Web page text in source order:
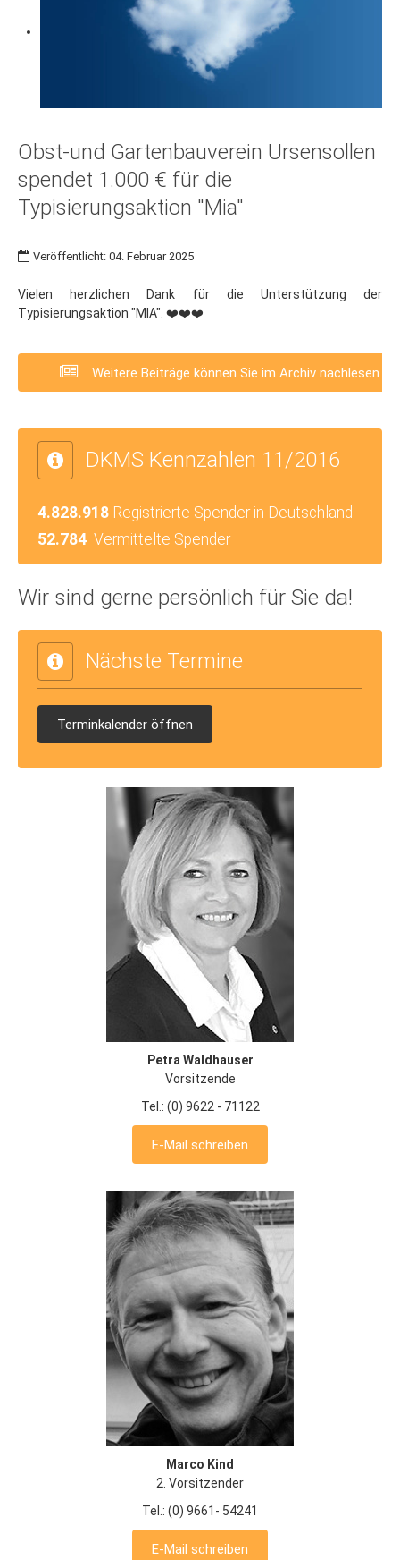
Obst-und Gartenbauverein Ursensollen
spendet 1.000 € für die
Typisierungsaktion "Mia"
Veröffentlicht: 04. Februar 2025
Vielen herzlichen Dank für die Unterstützung der
Typisierungsaktion "MIA". ❤️❤️❤️
Weitere Beiträge können Sie im Archiv nachlesen
DKMS Kennzahlen 11/2016
4.828.918 Registrierte Spender in Deutschland
52.784 Vermittelte Spender
Wir sind gerne persönlich für Sie da!
Nächste Termine
Terminkalender öffnen
Petra Waldhauser
Vorsitzende
Tel.: (0) 9622 - 71122
E-Mail schreiben
Marco Kind
2. Vorsitzender
Tel.: (0) 9661- 54241
E-Mail schreiben